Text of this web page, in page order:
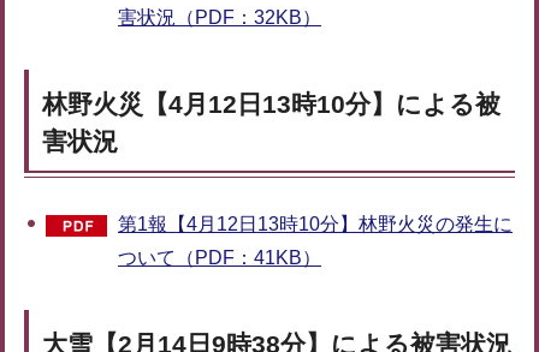
害状況（PDF：32KB）
林野火災【4月12日13時10分】による被
害状況
第1報【4月12日13時10分】林野火災の発生に
ついて（PDF：41KB）
大雪【2月14日9時38分】による被害状況